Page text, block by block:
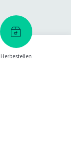
Herbestellen